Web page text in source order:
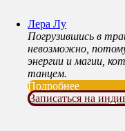
Лера Лу
Погрузившись в
невозможно,
энергии и магии,
танцем.
Подробнее
Записаться на